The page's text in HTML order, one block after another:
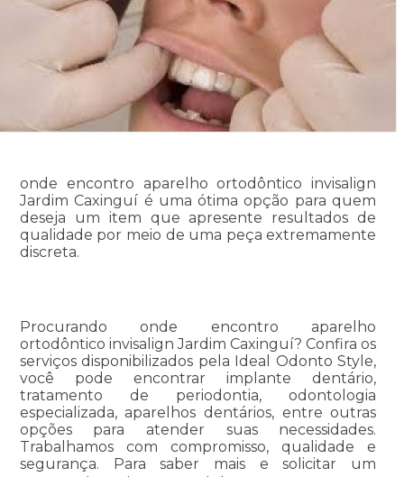
onde encontro aparelho ortodôntico invisalign
Jardim Caxinguí é uma ótima opção para quem
deseja um item que apresente resultados de
qualidade por meio de uma peça extremamente
discreta.
Procurando onde encontro aparelho
ortodôntico invisalign Jardim Caxinguí? Confira os
serviços disponibilizados pela Ideal Odonto Style,
você pode encontrar implante dentário,
tratamento de periodontia, odontologia
especializada, aparelhos dentários, entre outras
opções para atender suas necessidades.
Trabalhamos com compromisso, qualidade e
segurança. Para saber mais e solicitar um